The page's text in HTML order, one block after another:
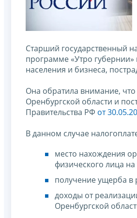
Старший государственный
программе «Утро
населения и бизнеса,
Она обратила внимание,
Оренбургской области и
Правительства РФ от
В данном случае
место нахождения
физического лица
получение ущерба в
доходы от
Оренбургской